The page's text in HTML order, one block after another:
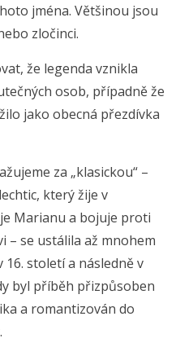
jména. Většinou jsou
zločinci.
že legenda vznikla
osob, případně že
jako obecná přezdívka
za „klasickou“ –
který žije v
Marianu a bojuje proti
– se ustálila až mnohem
století a následně v
byl příběh přizpůsoben
a romantizován do